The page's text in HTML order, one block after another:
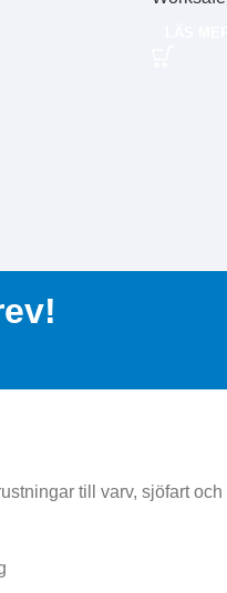
till varv, sjöfart och